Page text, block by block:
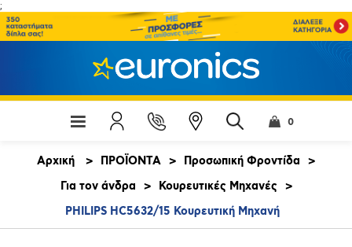
;
0
Αρχική > ΠΡΟΪΟΝΤΑ > Προσωπική Φροντίδα
>
Για τον άνδρα
> Κουρευτικές Μηχανές
>
PHILIPS HC5632/15 Κουρευτική Μηχανή